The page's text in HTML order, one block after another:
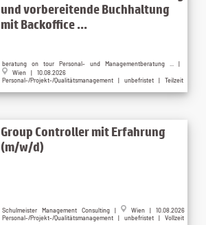
und vorbereitende Buchhaltung
mit Backoffice ...
beratung on tour Personal- und Managementberatung ... |
Wien | 10.08.2026
Personal-/Projekt-/Qualitätsmanagement | unbefristet | Teilzeit
Group Controller mit Erfahrung
(m/w/d)
Schulmeister Management Consulting |
Wien | 10.08.2026
Personal-/Projekt-/Qualitätsmanagement | unbefristet | Vollzeit